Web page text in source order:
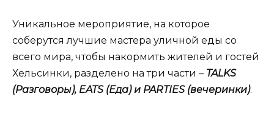
Уникальное мероприятие, на которое
соберутся лучшие мастера уличной еды со
всего мира, чтобы накормить жителей и гостей
Хельсинки, разделено на три части – TALKS
(Разговоры), EATS (Еда) и PARTIES (вечеринки).